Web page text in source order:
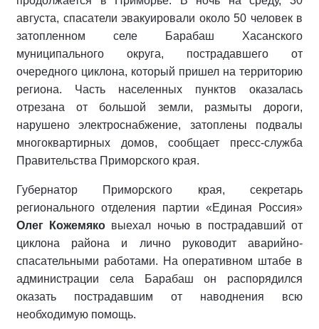
августа, спасатели эвакуировали около 50 человек в
затопленном селе Барабаш Хасанского
муниципального округа, пострадавшего от
очередного циклона, который пришел на территорию
региона. Часть населенных пунктов оказалась
отрезана от большой земли, размыты дороги,
нарушено электроснабжение, затоплены подвалы
многоквартирных домов, сообщает пресс-служба
Правительства Приморского края.
Губернатор Приморского края, секретарь
регионального отделения партии «Единая Россия»
Олег Кожемяко выехал ночью в пострадавший от
циклона района и лично руководит аварийно-
спасательными работами. На оперативном штабе в
администрации села Барабаш он распорядился
оказать пострадавшим от наводнения всю
необходимую помощь.